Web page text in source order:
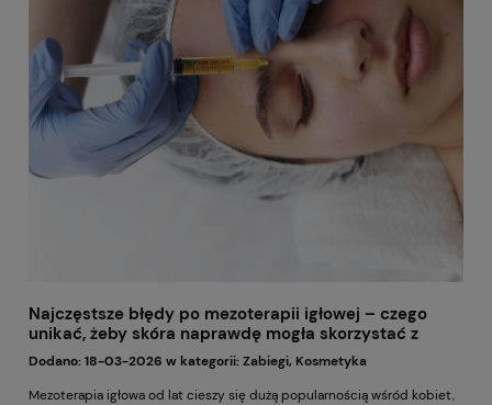
wielu kobiet są odpowiedzią na potrzebę poprawy jakości skóry bez
przesadnej ingerencji i bez efektu, który od razu rzuca się w oczy.
Najczęstsze błędy po mezoterapii igłowej – czego
unikać, żeby skóra naprawdę mogła skorzystać z
zabiegu
Dodano:18-03-2026 w kategorii:Zabiegi, Kosmetyka
Mezoterapia igłowa od lat cieszy się dużą popularnością wśród kobiet,